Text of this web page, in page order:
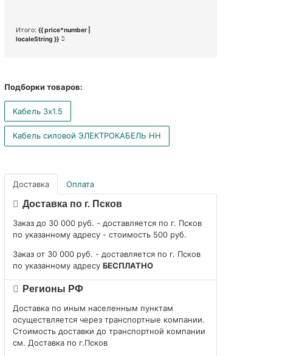
Итого: {{ price*number |
localeString }}
Подборки товаров:
Кабель 3x1.5
Кабель силовой ЭЛЕКТРОКАБЕЛЬ НН
Доставка Оплата
Доставка по г. Псков
Заказ до 30 000 руб. - доставляется по г. Псков
по указанному адресу - стоимость 500 руб.
Заказ от 30 000 руб. - доставляется по г. Псков
по указанному адресу БЕСПЛАТНО
Регионы РФ
Доставка по иным населенным пунктам
осуществляется через транспортные компании.
Стоимость доставки до транспортной компании
см. Доставка по г.Псков